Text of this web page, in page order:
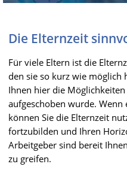
Die Elternzeit
Für viele Eltern ist die
den sie so kurz wie möglich
Ihnen hier die
aufgeschoben wurde. Wenn
können Sie die Elternzeit
fortzubilden und Ihren
Arbeitgeber sind bereit
zu greifen.